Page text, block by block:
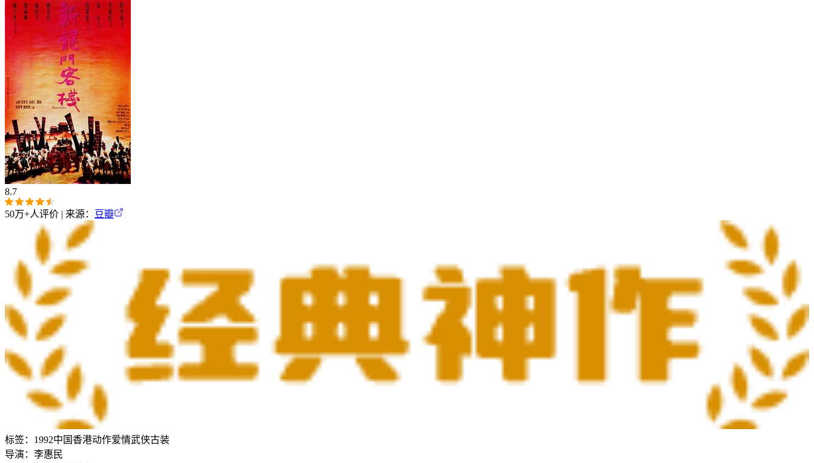
8.7
50万+人评价 | 来源： 豆瓣
标签： 1992中国香港动作爱情武侠古装
导演： 李惠民